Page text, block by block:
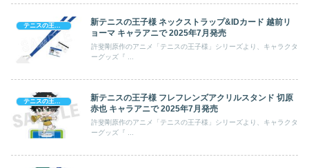
新テニスの王子様 ネックストラップ&IDカード 越前リ
ョーマ キャラアニで 2025年7月発売
許斐剛原作のアニメ「テニスの王子様」シリーズより、キャラクタ
新テニスの王子様 フレフレンズアクリルスタンド 切原
赤也 キャラアニで 2025年7月発売
許斐剛原作のアニメ「テニスの王子様」シリーズより、キャラクタ